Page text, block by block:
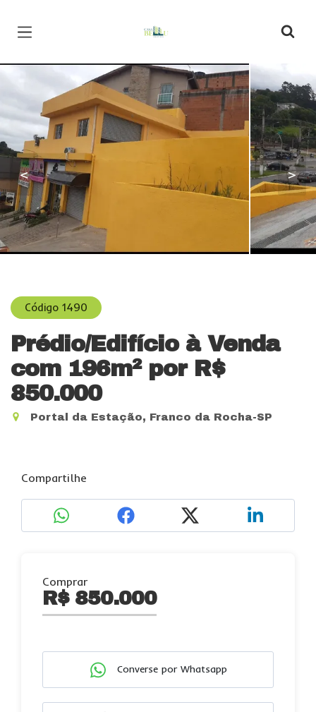
< >
Código 1490
Prédio/Edifício à Venda
com 196m² por R$
850.000
Portal da Estação, Franco da Rocha-SP
Compartilhe
Comprar
R$ 850.000
Converse por Whatsapp